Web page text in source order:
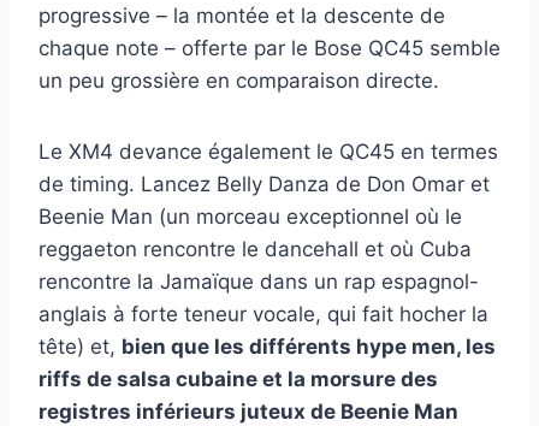
progressive – la montée et la descente de
chaque note – offerte par le Bose QC45 semble
un peu grossière en comparaison directe.
Le XM4 devance également le QC45 en termes
de timing. Lancez Belly Danza de Don Omar et
Beenie Man (un morceau exceptionnel où le
reggaeton rencontre le dancehall et où Cuba
rencontre la Jamaïque dans un rap espagnol-
anglais à forte teneur vocale, qui fait hocher la
tête) et, bien que les différents hype men, les
riffs de salsa cubaine et la morsure des
registres inférieurs juteux de Beenie Man